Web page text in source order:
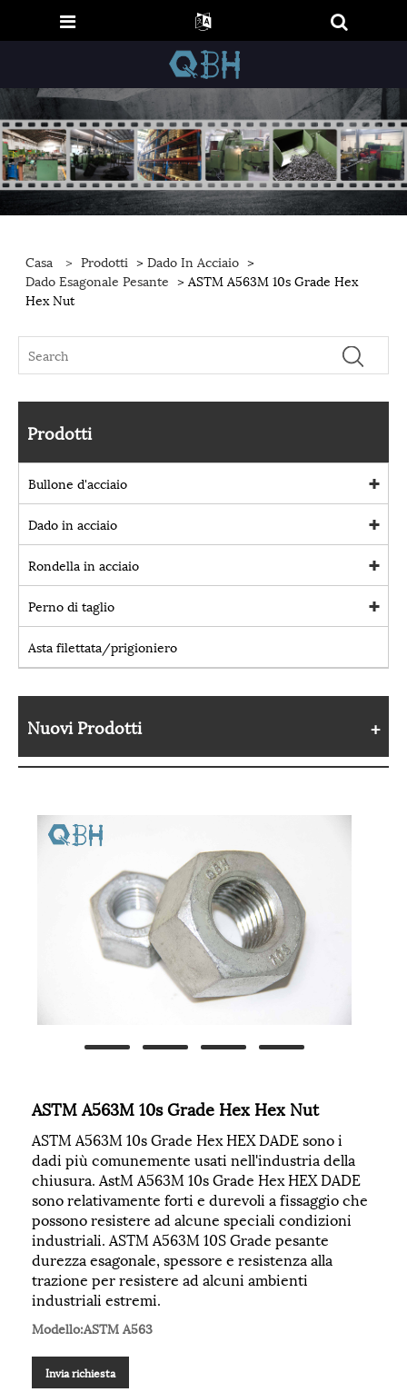
Casa > Prodotti >Dado In Acciaio >
Dado Esagonale Pesante > ASTM A563M 10s Grade Hex
Hex Nut
Prodotti
Bullone d'acciaio
Dado in acciaio
Rondella in acciaio
Perno di taglio
Asta filettata/prigioniero
Nuovi Prodotti
ASTM A563M 10s Grade Hex Hex Nut
ASTM A563M 10s Grade Hex HEX DADE sono i
dadi più comunemente usati nell'industria della
chiusura. AstM A563M 10s Grade Hex HEX DADE
sono relativamente forti e durevoli a fissaggio che
possono resistere ad alcune speciali condizioni
industriali. ASTM A563M 10S Grade pesante
durezza esagonale, spessore e resistenza alla
trazione per resistere ad alcuni ambienti
industriali estremi.
Modello:ASTM A563
Invia richiesta